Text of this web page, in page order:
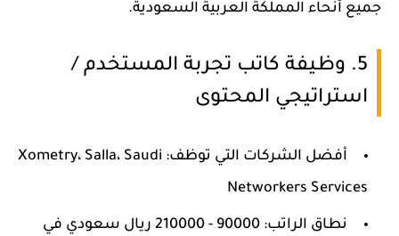
جميع أنحاء المملكة العربية السعودية.
5. وظيفة كاتب تجربة المستخدم /
استراتيجي المحتوى
أفضل الشركات التي توظف: Xometry، Salla، Saudi
Networkers Services
نطاق الراتب: 90000 - 210000 ريال سعودي في